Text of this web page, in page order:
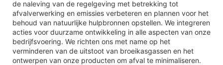
de naleving van de regelgeving met betrekking tot
afvalverwerking en emissies verbeteren en plannen voor het
behoud van natuurlijke hulpbronnen opstellen. We integreren
acties voor duurzame ontwikkeling in alle aspecten van onze
bedrijfsvoering. We richten ons met name op het
verminderen van de uitstoot van broeikasgassen en het
ontwerpen van onze producten om afval te minimaliseren.